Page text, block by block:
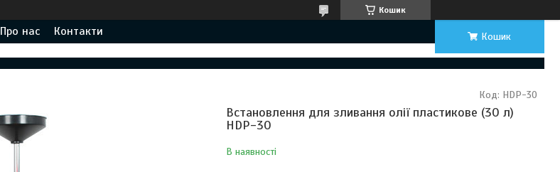
Кошик
Про нас Контакти Кошик
Встановлення для зливання олії пластикове (30 л)
HDP-30
В наявності
Код: HDP-30